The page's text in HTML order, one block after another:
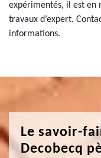
expérimentés, il est en
travaux d’expert.
informations.
Le savoir-
Decobecq